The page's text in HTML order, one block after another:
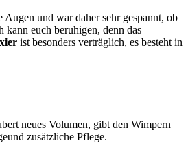
Augen und war daher sehr gespannt, ob
kann euch beruhigen, denn das
ist besonders verträglich, es besteht in
neues Volumen, gibt den Wimpern
zusätzliche Pflege.